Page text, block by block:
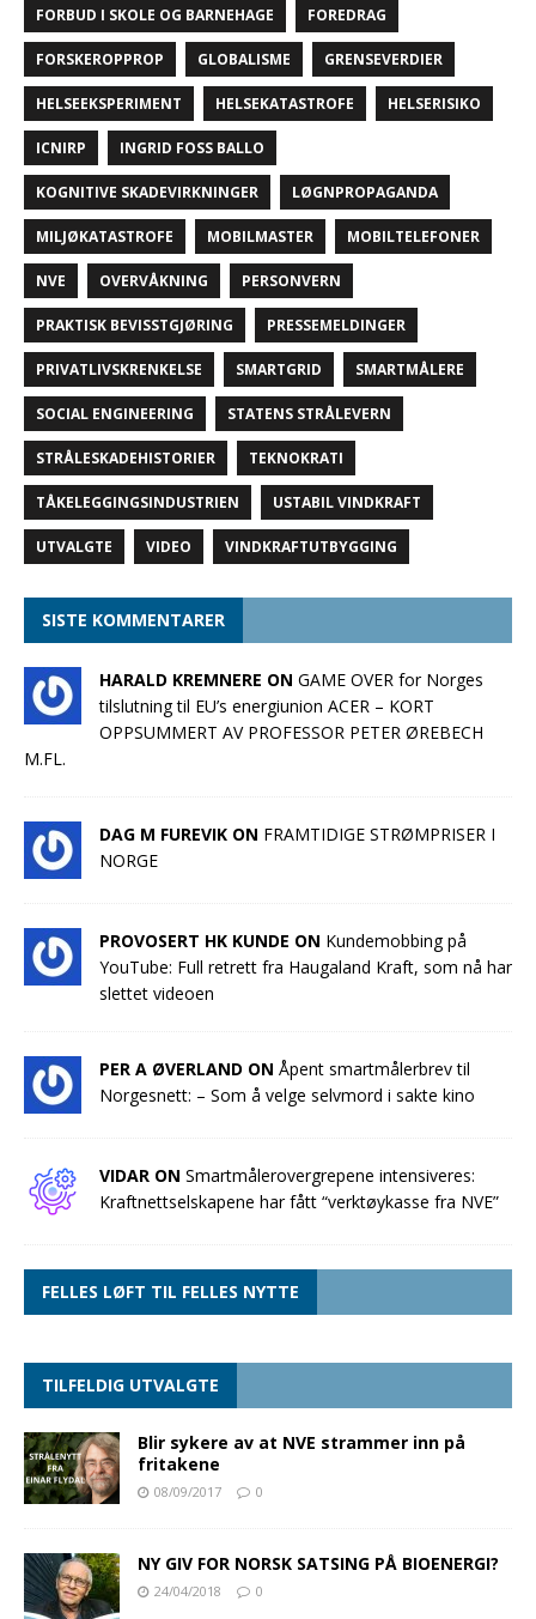
FORBUD I SKOLE OG BARNEHAGE FOREDRAG
FORSKEROPPROP GLOBALISME GRENSEVERDIER
HELSEEKSPERIMENT HELSEKATASTROFE HELSERISIKO
ICNIRP INGRID FOSS BALLO
KOGNITIVE SKADEVIRKNINGER LØGNPROPAGANDA
MILJØKATASTROFE MOBILMASTER MOBILTELEFONER
NVE OVERVÅKNING PERSONVERN
PRAKTISK BEVISSTGJØRING PRESSEMELDINGER
PRIVATLIVSKRENKELSE SMARTGRID SMARTMÅLERE
SOCIAL ENGINEERING STATENS STRÅLEVERN
STRÅLESKADEHISTORIER TEKNOKRATI
TÅKELEGGINGSINDUSTRIEN USTABIL VINDKRAFT
UTVALGTE VIDEO VINDKRAFTUTBYGGING
SISTE KOMMENTARER
HARALD KREMNERE ON GAME OVER for Norges
tilslutning til EU’s energiunion ACER – KORT
OPPSUMMERT AV PROFESSOR PETER ØREBECH
M.FL.
DAG M FUREVIK ON FRAMTIDIGE STRØMPRISER I
NORGE
PROVOSERT HK KUNDE ON Kundemobbing på
YouTube: Full retrett fra Haugaland Kraft, som nå har
slettet videoen
PER A ØVERLAND ON Åpent smartmålerbrev til
Norgesnett: – Som å velge selvmord i sakte kino
VIDAR ON Smartmålerovergrepene intensiveres:
Kraftnettselskapene har fått “verktøykasse fra NVE”
FELLES LØFT TIL FELLES NYTTE
TILFELDIG UTVALGTE
Blir sykere av at NVE strammer inn på
fritakene
08/09/2017 0
NY GIV FOR NORSK SATSING PÅ BIOENERGI?
24/04/2018 0